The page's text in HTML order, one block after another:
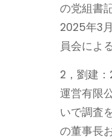
の党組書
2025年3
員会によ
2，劉建
運営有限
いで調査
の董事長